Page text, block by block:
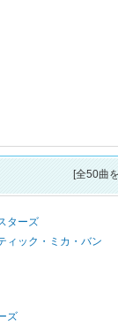
[全50曲
ターズ
ィック・ミカ・バン
ズ